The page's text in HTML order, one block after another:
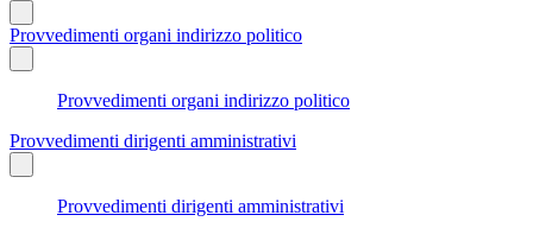
Provvedimenti organi indirizzo politico
Provvedimenti organi indirizzo politico
Provvedimenti dirigenti amministrativi
Provvedimenti dirigenti amministrativi